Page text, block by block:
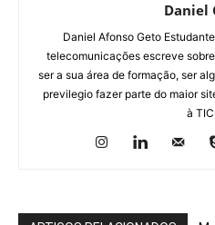
Daniel
Daniel Afonso Geto
telecomunicações escreve
ser a sua área de formação, ser
previlegio fazer parte do maior
à